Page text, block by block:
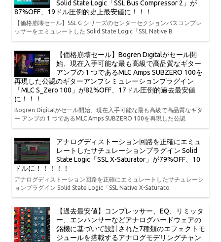
Solid State Logic「SSL Bus Compressor 2」が
87%OFF、19ドル圧倒的史上最安値に！！！
【価格崩壊セール】SSL G シリーズのセンターセクションバスコンプレ
ッサーをエミュレートした Solid State Logic「SSL Native B
【価格崩壊セール】Bogren Digitalがセール開
始、現在入手可能な最も高級で高品質なギター
アンプの 1 つであるMLC Amps SUBZERO 100を
再現した公認のギターアンプシミュレーションプラグイン
「MLC S_Zero 100」が82%OFF、17ドル圧倒的過去最安値
に！！！
Bogren Digitalがセール開始、現在入手可能な最も高級で高品質なギタ
ー アンプの 1 つであるMLC Amps SUBZERO 100を再現した公認
アナログディストーション回路を正確にエミュ
レートしたサチュレーションプラグイン Solid
State Logic「SSL X-Saturator」が79%OFF、10
ドルに！！！！！
アナログディストーション回路を正確にエミュレートしたサチュレーシ
ョンプラグイン Solid State Logic「SSL Native X-Saturato
【過去最安値】コンプレッサー、EQ、リミッタ
ー、エンハンサーなどアナログハードウェアの
銘機に基づいて設計された7種類のエフェクトモ
ジュールを搭載するアナログモデリングチャン